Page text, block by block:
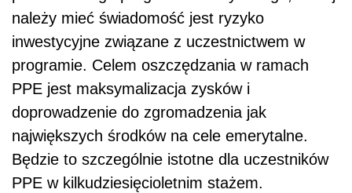
należy mieć świadomość jest ryzyko
inwestycyjne związane z uczestnictwem w
programie. Celem oszczędzania w ramach
PPE jest maksymalizacja zysków i
doprowadzenie do zgromadzenia jak
największych środków na cele emerytalne.
Będzie to szczególnie istotne dla uczestników
PPE w kilkudziesięcioletnim stażem.